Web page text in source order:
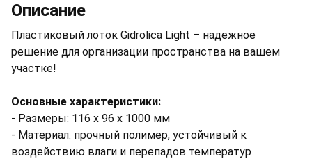
Описание
Пластиковый лоток Gidrolica Light – надежное
решение для организации пространства на вашем
участке!
Основные характеристики:
- Размеры: 116 х 96 х 1000 мм
- Материал: прочный полимер, устойчивый к
воздействию влаги и перепадов температур